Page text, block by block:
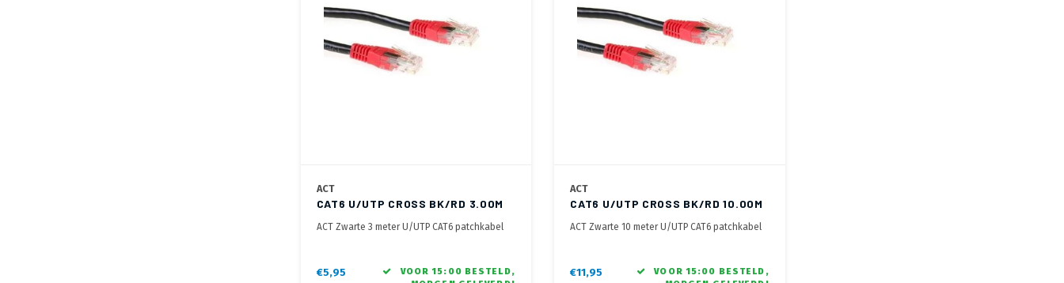
ACT
CAT6 U/UTP CROSS BK/RD 3.00M
ACT Zwarte 3 meter U/UTP CAT6 patchkabel
€5,95
VOOR 15:00 BESTELD,
ACT
CAT6 U/UTP CROSS BK/RD 10.00M
ACT Zwarte 10 meter U/UTP CAT6 patchkabel
€11,95
VOOR 15:00 BESTELD,